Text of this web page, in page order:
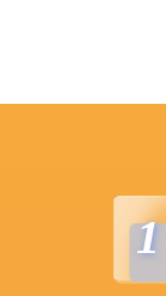
1